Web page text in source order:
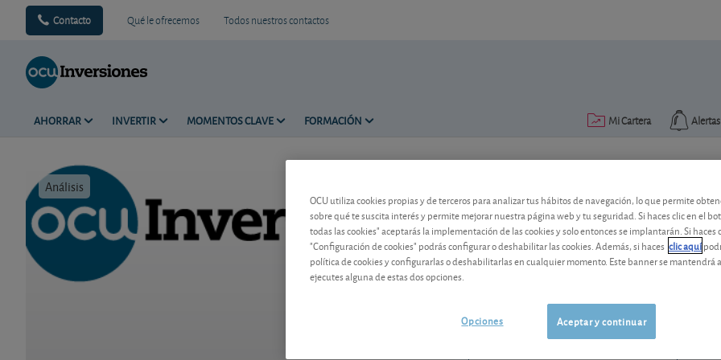
Contacto Qué le ofrecemos Todos nuestros contactos
AHORRAR INVERTIR MOMENTOS CLAVE FORMACIÓN Alertas
Mi Cartera
Análisis
Prosegur abona dividendo
El especialista español en seguridad
dividendo a cuenta del ejercicio 2018.
OCU utiliza cookies propias y de terceros para analizar tus hábitos de navegación, lo que permite
sobre qué te suscita interés y permite mejorar nuestra página web y tu seguridad. Si haces clic en el
todas las cookies" aceptarás la implementación de las cookies y solo entonces se implantarán. Si haces
"Configuración de cookies" podrás configurar o deshabilitar las cookies. Además, si haces clic aquí
política de cookies y configurarlas o deshabilitarlas en cualquier momento. Este banner se mantendrá
ejecutes alguna de estas dos opciones.
Aceptar y continuar
Opciones